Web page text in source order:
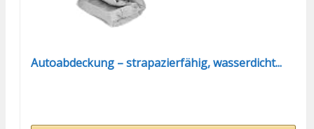
Autoabdeckung – strapazierfähig, wasserdicht...